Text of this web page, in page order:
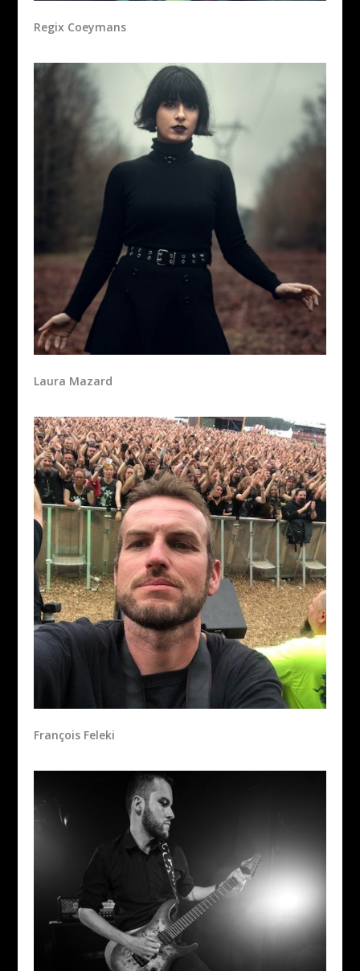
Regix Coeymans
Laura Mazard
François Feleki